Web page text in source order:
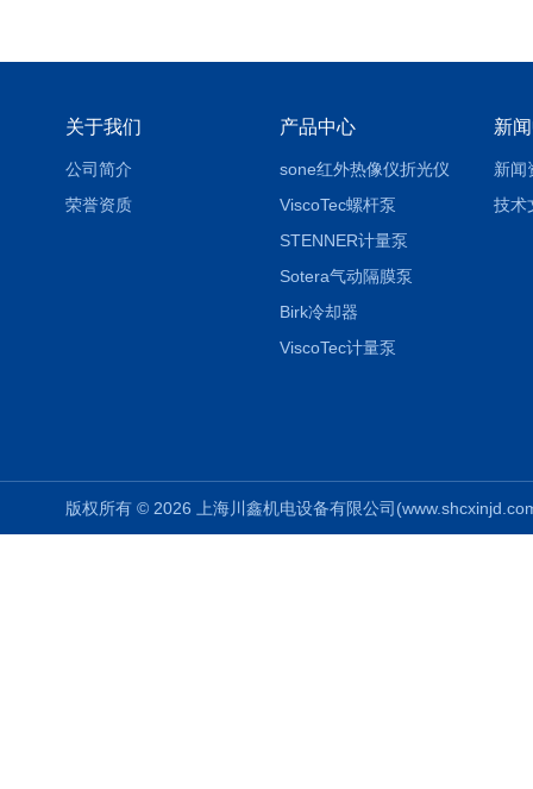
关于我们
公司简介
荣誉资质
产品中心
sone红外热像仪折光仪
ViscoTec螺杆泵
STENNER计量泵
Sotera气动隔膜泵
Birk冷却器
ViscoTec计量泵
新
新闻
技术
版权所有 © 2026 上海川鑫机电设备有限公司